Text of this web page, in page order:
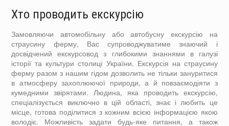
Хто проводить екскурсію
Замовляючи автомобільну або автобусну екскурсію на
страусину ферму, Вас супроводжуватиме знаючий і
досвідчений екскурсовод з глибокими знаннями в галузі
історії та культури столиці України. Екскурсія на страусину
ферму разом з нашим гідом дозволить не тільки зануритися
в атмосферу захоплюючої природи, а й повзаємодіяти з
кумедними звірятами. Людина, яка проводить екскурсію,
спеціалізується виключно в цій області, знає і любить це
місце, готова поділитися з кожним всією інформацією якою
володіє. Можливість задати будь-яке питання, а також